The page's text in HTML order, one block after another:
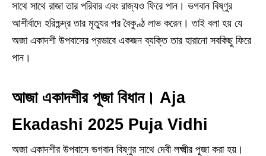
সাথে সাথে রাজা তার পরিবার এবং রাজ্যও ফিরে পান। ভগবান বিষ্ণুর
আশীর্বাদে হরিশ্চন্দ্র তার মৃত্যুর পর বৈকুণ্ঠ লাভ করেন। তাই বলা হয় যে
অজা একাদশী উপবাসের প্রভাবে একজন ব্যক্তি তার হারানো সবকিছু ফিরে
পান।
আজা একাদশীর পূজা বিধান। Aja
Ekadashi 2025 Puja Vidhi
অজা একাদশীর উপবাসে ভগবান বিষ্ণুর সাথে দেবী লক্ষ্মীর পূজা করা হয়।